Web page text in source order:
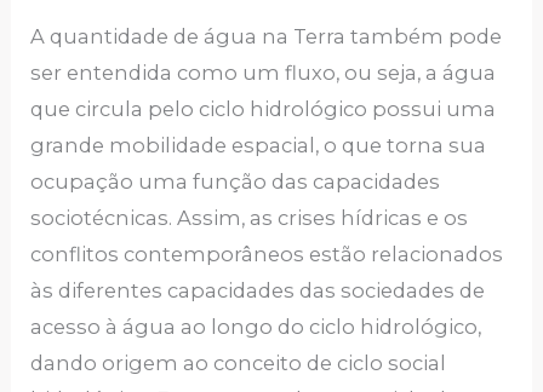
A quantidade de água na Terra também pode
ser entendida como um fluxo, ou seja, a água
que circula pelo ciclo hidrológico possui uma
grande mobilidade espacial, o que torna sua
ocupação uma função das capacidades
sociotécnicas. Assim, as crises hídricas e os
conflitos contemporâneos estão relacionados
às diferentes capacidades das sociedades de
acesso à água ao longo do ciclo hidrológico,
dando origem ao conceito de ciclo social